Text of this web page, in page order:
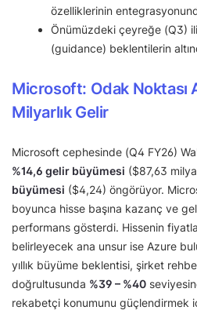
özelliklerinin
Önümüzdeki çeyreğe (Q3)
(guidance) beklentilerin
Microsoft: Odak Noktası
Milyarlık Gelir
Microsoft cephesinde (Q4 FY26)
%14,6 gelir büyümesi ($87,63
büyümesi ($4,24) öngörüyor.
boyunca hisse başına kazanç ve
performans gösterdi. Hissenin
belirleyecek ana unsur ise Azure
yıllık büyüme beklentisi, şirket
doğrultusunda %39 – %40
rekabetçi konumunu güçlendirmek